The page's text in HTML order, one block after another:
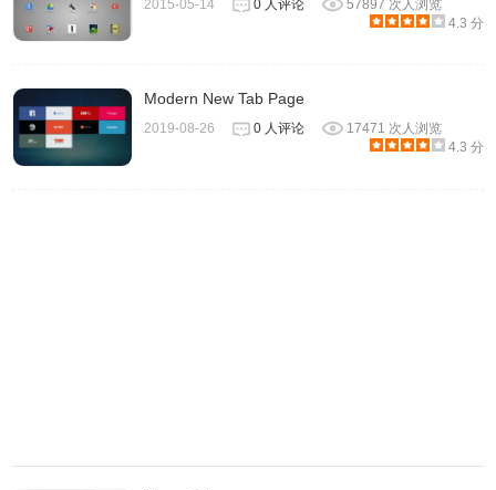
2.在 waves 背景下左右箭头可随机变换中国色
2015-05-14 0 人评论
57897 次人浏览
4.3 分
Modern New Tab Page
2019-08-26 0 人评论
17471 次人浏览
4.3 分